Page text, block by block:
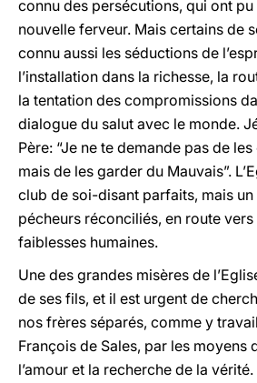
connu des persécutions, qui ont
nouvelle ferveur. Mais certains de
connu aussi les séductions de
l’installation dans la richesse, la
la tentation des compromissions
dialogue du salut avec le monde.
Père: “Je ne te demande pas de
mais de les garder du Mauvais”.
club de soi-disant parfaits, mais
pécheurs réconciliés, en route
faiblesses humaines.
Une des grandes misères de
de ses fils, et il est urgent de
nos frères séparés, comme y
François de Sales, par les moyens
l’amour et la recherche de la